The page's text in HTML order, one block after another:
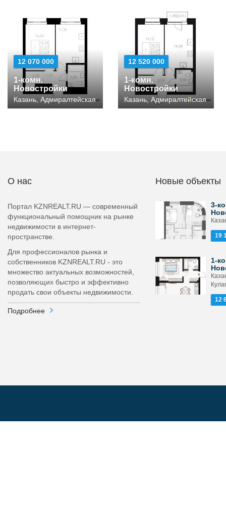
12 070 000
1-комн.
Новостройки
Казань, Адмиралтейская
12 520 000
1-комн.
Новостройки
Казань, Адмиралтейская
О нас
Портал KZNREALT.RU — современный
функциональный помощник на рынке
недвижимости в интернет-
пространстве.
Для профессионалов рынка и
собственников KZNREALT.RU - это
множество актуальных возможностей,
позволяющих быстро и эффективно
продать свои объекты недвижимости.
Подробнее
Новые объекты
3-
19
1-
12